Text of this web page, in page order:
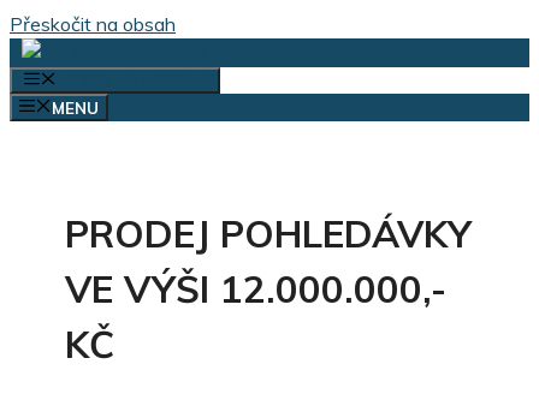
Přeskočit na obsah
MENU
PRODEJ POHLEDÁVKY
VE VÝŠI 12.000.000,-
KČ